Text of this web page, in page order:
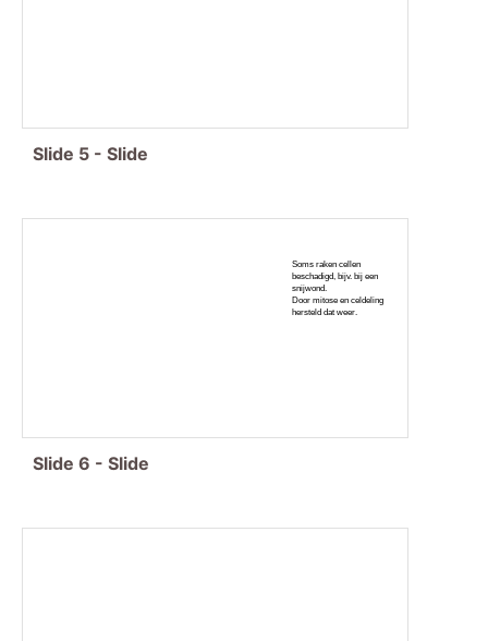
Slide 5 - Slide
Soms raken cellen
beschadigd, bijv. bij een
snijwond.
Door mitose en celdeling
hersteld dat weer.
Slide 6 - Slide